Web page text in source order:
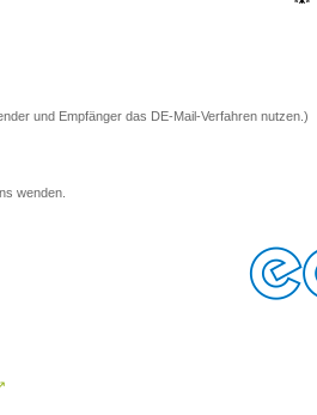
und Empfänger das DE-Mail-Verfahren nutzen.)
wenden.